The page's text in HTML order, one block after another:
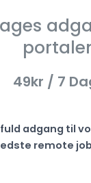
49kr / 7
adgang til
remote